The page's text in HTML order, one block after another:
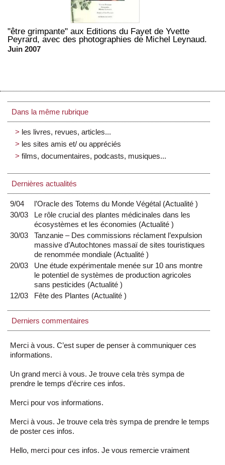
"être grimpante" aux Editions du Fayet de Yvette
Peyrard, avec des photographies de Michel Leynaud.
Juin 2007
Dans la même rubrique
les livres, revues, articles...
les sites amis et/ ou appréciés
films, documentaires, podcasts, musiques...
Dernières actualités
9/04 l’Oracle des Totems du Monde Végétal (Actualité)
30/03
Le rôle crucial des plantes médicinales dans les
écosystèmes et les économies (Actualité)
30/03
Tanzanie – Des commissions réclament l’expulsion
massive d’Autochtones massaï de sites touristiques
de renommée mondiale (Actualité)
20/03
Une étude expérimentale menée sur 10 ans montre
le potentiel de systèmes de production agricoles
sans pesticides (Actualité)
12/03
Fête des Plantes (Actualité)
Derniers commentaires
Merci à vous. C’est super de penser à communiquer ces
informations.
Un grand merci à vous. Je trouve cela très sympa de
prendre le temps d’écrire ces infos.
Merci pour vos informations.
Merci à vous. Je trouve cela très sympa de prendre le temps
de poster ces infos.
Hello, merci pour ces infos. Je vous remercie vraiment